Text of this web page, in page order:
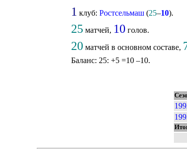
1 клуб: Ростсельмаш(25–10).
25 матчей, 10 голов.
20 матчей в основном составе,
Баланс: 25: +5 =10 –10.